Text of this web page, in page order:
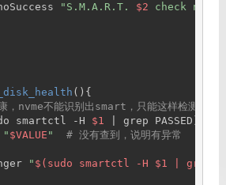
"S.M.A.R.T. $2 check
(){
，nvme不能识别出smart，只能这样检测了
smartctl -H
$1 | grep PASSED)
" $VALUE "
# 没有查到，说明有异常
" $(sudo smartctl -H $1 | grep